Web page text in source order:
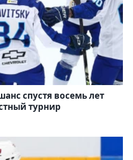
спустя восемь лет
турнир